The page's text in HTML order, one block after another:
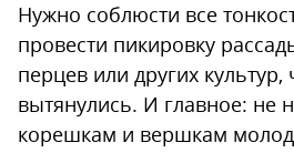
Нужно соблюсти все
провести пикировку
перцев или других
вытянулись. И главное: не
корешкам и вершкам